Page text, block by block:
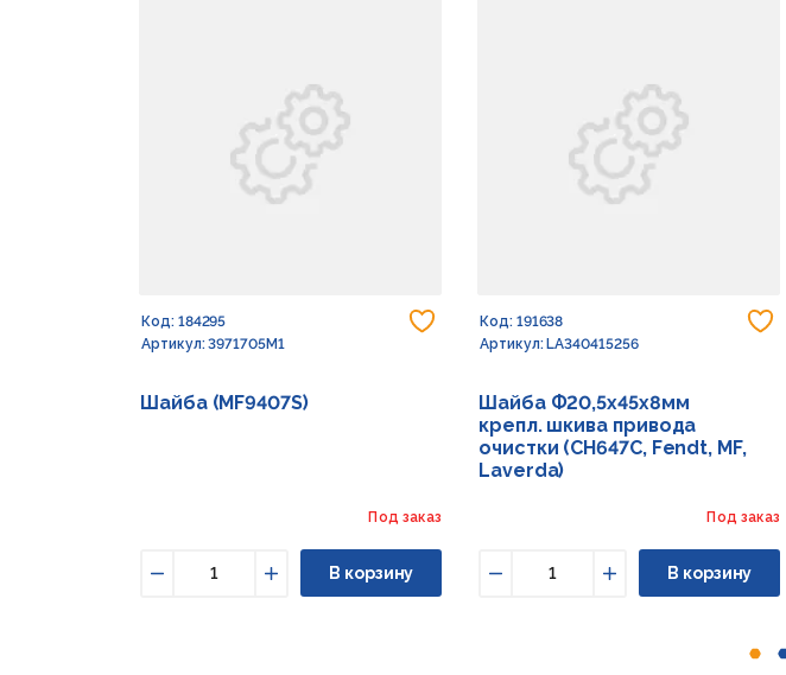
Добавить в избранное
Код: 184295
Артикул: 3971705M1
Шайба (MF9407S)
Под заказ
Увеличить
В корзину
Код: 191638
Артикул: LA340415256
Шайба Ф20,5х45х8мм
крепл. шкива привода
очистки (CH647C, Fendt, MF,
Laverda)
Под заказ
Увеличить
В корзину